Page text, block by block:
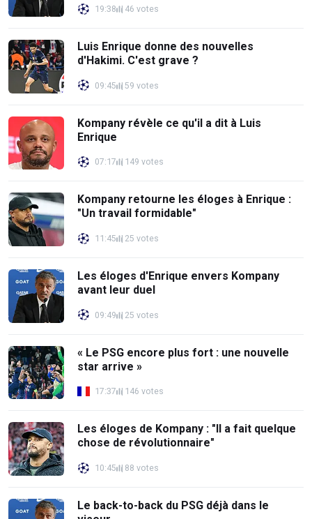
19:38 46 votes
Luis Enrique donne des nouvelles
d'Hakimi. C'est grave ?
09:45 59 votes
Kompany révèle ce qu'il a dit à Luis
Enrique
07:17 149 votes
Kompany retourne les éloges à Enrique :
"Un travail formidable"
11:45 25 votes
Les éloges d'Enrique envers Kompany
avant leur duel
09:49 25 votes
« Le PSG encore plus fort : une nouvelle
star arrive »
17:37 146 votes
Les éloges de Kompany : "Il a fait quelque
chose de révolutionnaire"
10:45 88 votes
Le back-to-back du PSG déjà dans le